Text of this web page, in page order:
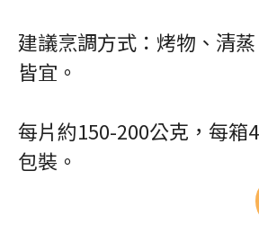
建議烹調方式：烤物、清
皆宜。
每片約150-200公克，每箱
包裝。